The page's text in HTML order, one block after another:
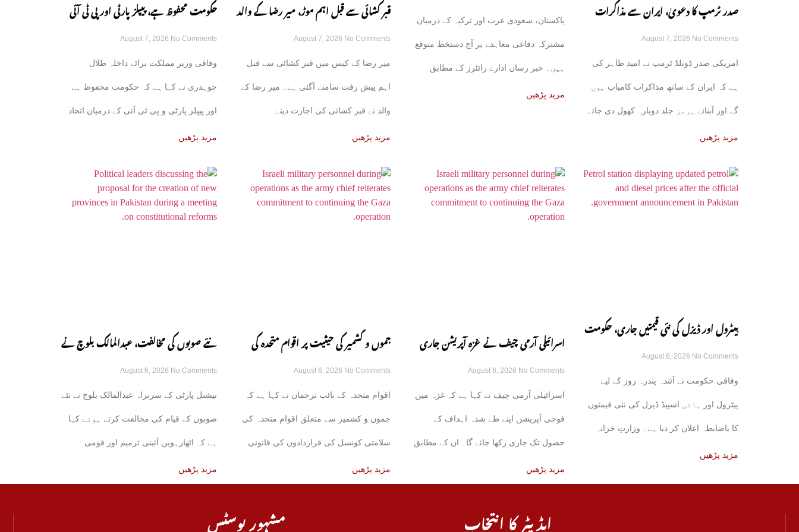
صدر ٹرمپ کا دعویٰ، ایران سے مذاکرات
کامیاب ہوں گے، آبنائے ہرمز جلد کھل جائے
August 7, 2026 No Comments
امریکی صدر ڈونلڈ ٹرمپ نے امید ظاہر کی
ہے کہ ایران کے ساتھ مذاکرات کامیاب ہوں
گے اور آبنائے ہرمز جلد دوبارہ کھول دی جائے
مزید پڑھیں
پاکستان، سعودی عرب اور ترکیہ کے درمیان
مشترکہ دفاعی معاہدے پر آج دستخط متوقع
ہیں۔ خبر رساں ادارے رائٹرز کے مطابق
علاقائی ذرائع نے بتایا
مزید پڑھیں
قبر کشائی سے قبل اہم موڑ، میر رضا کے والد
نے اجازت دینے سے انکار کر دیا
August 7, 2026 No Comments
میر رضا کے کیس میں قبر کشائی سے قبل
اہم پیش رفت سامنے آگئی ہے۔ میر رضا کے
والد نے قبر کشائی کی اجازت دینے
مزید پڑھیں
حکومت محفوظ ہے، پیپلز پارٹی اور پی ٹی آئی
کے اتحاد کی باتیں بے بنیاد ہیں: طلال چوہدری
August 7, 2026 No Comments
وفاقی وزیر مملکت برائے داخلہ طلال
چوہدری نے کہا ہے کہ حکومت محفوظ ہے
اور پیپلز پارٹی و پی ٹی آئی کے درمیان اتحاد
مزید پڑھیں
پیٹرول اور ڈیزل کی نئی قیمتیں جاری، حکومت
کا باضابطہ اعلانAugust 6, 2026 No Comments
وفاقی حکومت نے آئندہ پندرہ روز کے لیے
پیٹرول اور ہائی اسپیڈ ڈیزل کی نئی قیمتوں
کا باضابطہ اعلان کر دیا ہے۔ وزارتِ خزانہ
مزید پڑھیں
اسرائیلی آرمی چیف نے غزہ آپریشن جاری
رکھنے کے عزم کا اظہار کر دیا
August 6, 2026 No Comments
اسرائیلی آرمی چیف نے کہا ہے کہ غزہ میں
فوجی آپریشن اپنے طے شدہ اہداف کے
حصول تک جاری رکھا جائے گا۔ ان کے مطابق
مزید پڑھیں
جموں و کشمیر کی حیثیت پر اقوام متحدہ کی
قراردادوں کی قانونی حیثیت تبدیل نہیں ہوئی:
نائب ترجمان یو این
August 6, 2026 No Comments
اقوام متحدہ کے نائب ترجمان نے کہا ہے کہ
جموں و کشمیر سے متعلق اقوام متحدہ کی
سلامتی کونسل کی قراردادوں کی قانونی
حیثیت میں
مزید پڑھیں
نئے صوبوں کی مخالفت، عبدالمالک بلوچ نے
اٹھارہویں ترمیم پر دوٹوک مؤقف اختیار کر
August 6, 2026 No Comments
نیشنل پارٹی کے سربراہ عبدالمالک بلوچ نے نئے
صوبوں کے قیام کی مخالفت کرتے ہوئے کہا
ہے کہ اٹھارہویں آئینی ترمیم اور قومی
مالیاتی کمیشن
مزید پڑھیں
مشہور پوسٹس ایڈیٹر کا انتخاب